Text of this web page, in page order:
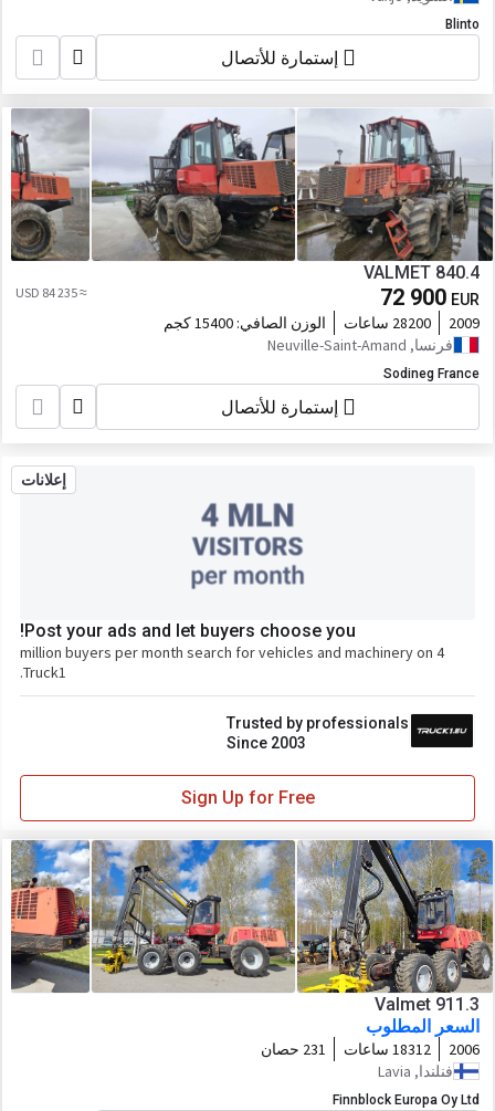
Blinto
إستمارة للأتصال
VALMET 840.4
72 900 EUR
≈ 84 235 USD
2009 28200 ساعات الوزن الصافي: 15400 كجم
فرنسا, Neuville-Saint-Amand
Sodineg France
إستمارة للأتصال
إعلانات
Post your ads and let buyers choose you!
4 million buyers per month search for vehicles and machinery on
Truck1.
Trusted by professionals
Since 2003
Sign Up for Free
Valmet 911.3
السعر المطلوب
2006 18312 ساعات
231 حصان
فنلندا, Lavia
Finnblock Europa Oy Ltd